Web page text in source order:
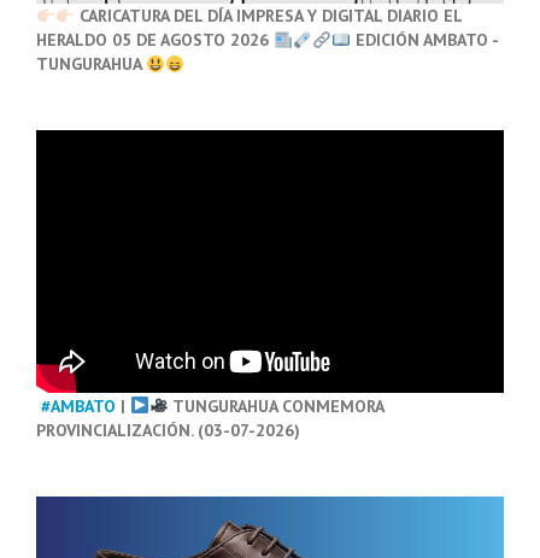
CARICATURA DEL DÍA IMPRESA Y DIGITAL DIARIO EL
HERALDO 05 DE AGOSTO 2026
EDICIÓN AMBATO -
TUNGURAHUA
#AMBATO |
TUNGURAHUA CONMEMORA
PROVINCIALIZACIÓN. (03-07-2026)